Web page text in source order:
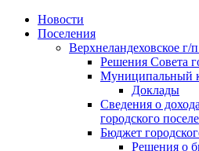
Skip
Новости
Поселения
Верхнеландеховское г/
Решения Совета
Муниципальный
Доклады
Сведения о
городского
Бюджет
Решения о